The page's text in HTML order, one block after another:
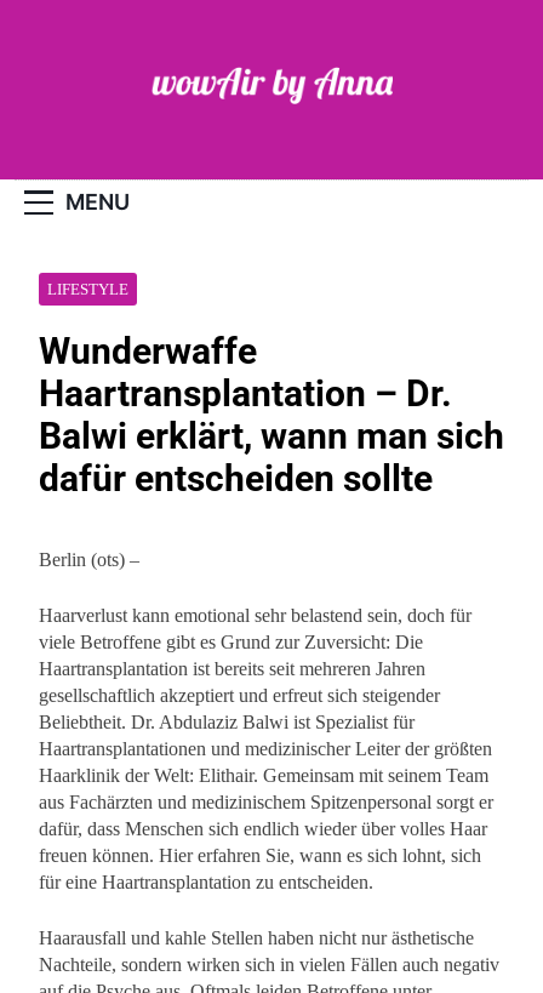
MENU
LIFESTYLE
Wunderwaffe
Haartransplantation – Dr.
Balwi erklärt, wann man sich
dafür entscheiden sollte
Berlin (ots) –
Haarverlust kann emotional sehr belastend sein, doch für
viele Betroffene gibt es Grund zur Zuversicht: Die
Haartransplantation ist bereits seit mehreren Jahren
gesellschaftlich akzeptiert und erfreut sich steigender
Beliebtheit. Dr. Abdulaziz Balwi ist Spezialist für
Haartransplantationen und medizinischer Leiter der größten
Haarklinik der Welt: Elithair. Gemeinsam mit seinem Team
aus Fachärzten und medizinischem Spitzenpersonal sorgt er
dafür, dass Menschen sich endlich wieder über volles Haar
freuen können. Hier erfahren Sie, wann es sich lohnt, sich
für eine Haartransplantation zu entscheiden.
Haarausfall und kahle Stellen haben nicht nur ästhetische
Nachteile, sondern wirken sich in vielen Fällen auch negativ